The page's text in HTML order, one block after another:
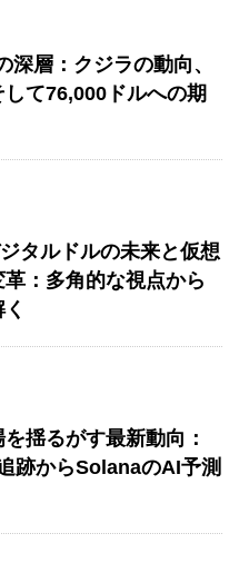
層：クジラの動向、
て76,000ドルへの期
タルドルの未来と仮想
：多角的な視点から
揺るがす最新動向：
跡からSolanaのAI予測